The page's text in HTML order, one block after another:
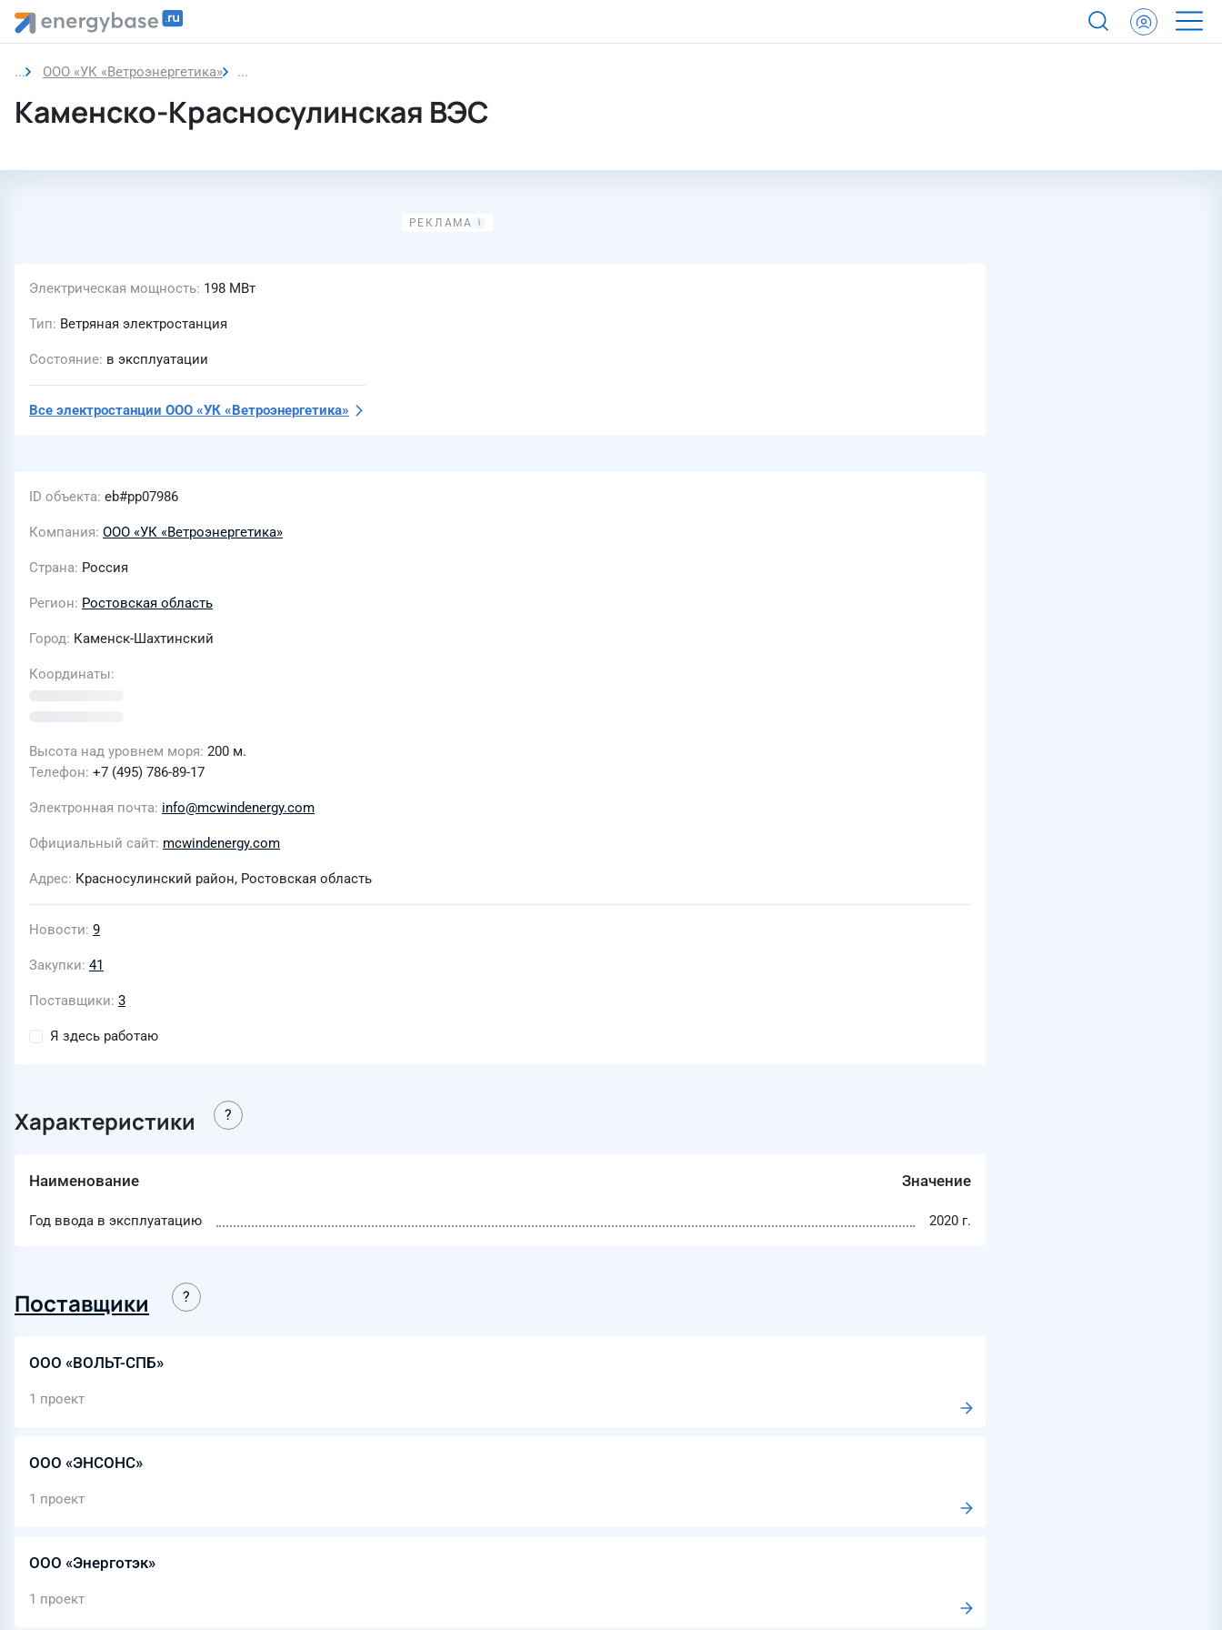
ООО «УК «Ветроэнергетика» Каменско-Красносулинская ВЭС
Каменско-Красносулинская ВЭС
Электрическая мощность 198 МВт
Тип Ветряная электростанция
Состояние в эксплуатации
Все электростанции ООО «УК «Ветроэнергетика»
ID объекта eb#pp07986
Компания ООО «УК «Ветроэнергетика»
Страна Россия
Регион Ростовская область
Город Каменск-Шахтинский
Координаты
Высота над уровнем моря 200 м.
Телефон +7 (495) 786-89-17
Электронная почта info@mcwindenergy.com
Официальный сайт mcwindenergy.com
Адрес Красносулинский район, Ростовская область
Новости 9
Закупки 41
Поставщики 3
Я здесь работаю
Характеристики
Наименование Значение
Год ввода в эксплуатацию 2020 г.
Поставщики
ООО «ВОЛЬТ-СПБ»
1 проект
ООО «ЭНСОНС»
1 проект
ООО «Энерготэк»
1 проект